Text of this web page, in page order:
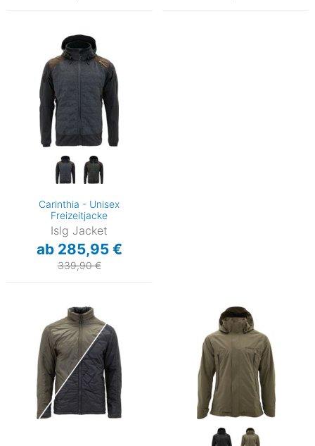
Carinthia - Unisex
Freizeitjacke
Islg Jacket
ab 285,95 €
339,90 €